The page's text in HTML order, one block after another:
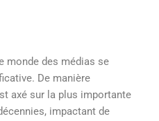
monde des médias se
De manière
axé sur la plus importante
impactant de